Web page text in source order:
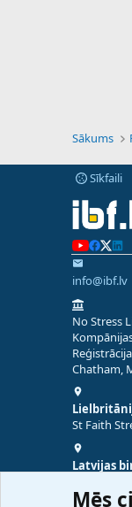
Sākums
Sīkfaili
info@ibf.lv
No Stress
Chatham,
St Faith
Latvijas
Mēs